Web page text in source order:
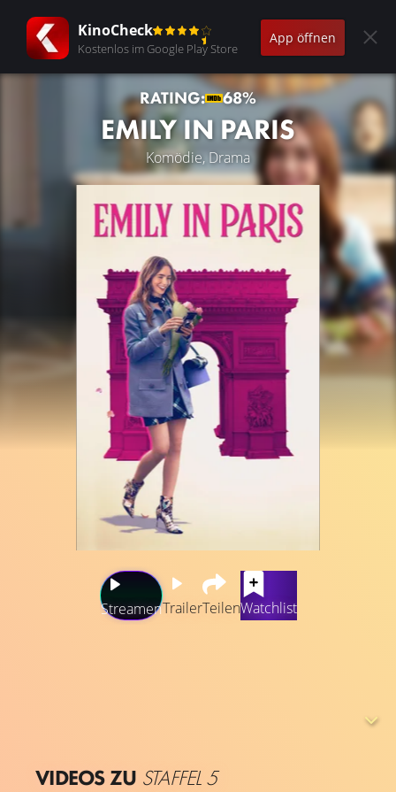
KinoCheck
Kostenlos im Google Play Store
App öffnen
RATING: 68%
EMILY IN PARIS
Komödie, Drama
StreamenTrailerTeilenWatchlist
Pariser Büro von ihrer amerikanischen Art und Expertise
VIDEOS ZU STAFFEL 5